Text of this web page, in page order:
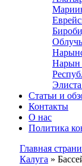
Нарын
Элиста
Статьи и
Контакты
О нас
Политика
Главная
Калуга »